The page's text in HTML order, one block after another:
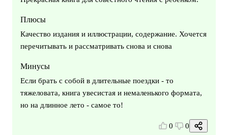
Плюсы
Качество издания и иллюстрации, содержание. Хочется
перечитывать и рассматривать снова и снова
Минусы
Если брать с собой в длительные поездки - то
тяжеловата, книга увесистая и немаленького формата,
но на длинное лето - самое то!
0 0